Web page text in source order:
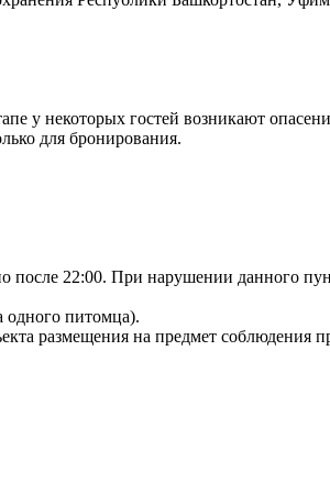
у некоторых гостей возникают
для бронирования.
после 22:00. При нарушении данного
одного питомца).
размещения на предмет соблюдения